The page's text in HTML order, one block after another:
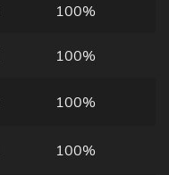
100%
100%
100%
100%